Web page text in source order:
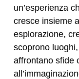
un’esperienza
cresce insieme
esplorazione,
scoprono
affrontano sfide